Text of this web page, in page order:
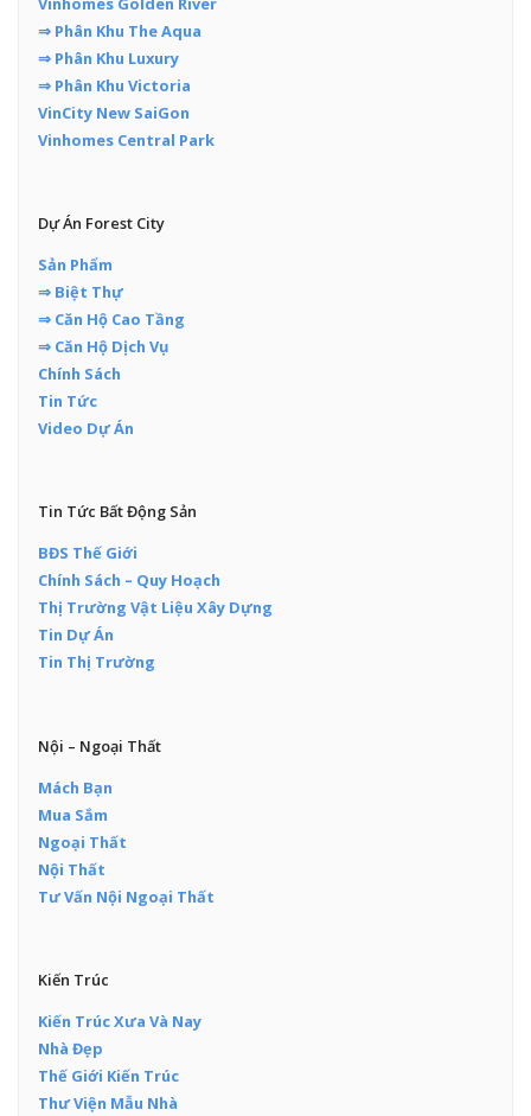
⇒ Phân Khu The Aqua
⇒ Phân Khu Luxury
⇒ Phân Khu Victoria
VinCity New SaiGon
Vinhomes Central Park
Dự Án Forest City
Sản Phẩm
⇒ Biệt Thự
⇒ Căn Hộ Cao Tầng
⇒ Căn Hộ Dịch Vụ
Chính Sách
Tin Tức
Video Dự Án
Tin Tức Bất Động Sản
BĐS Thế Giới
Chính Sách – Quy Hoạch
Thị Trường Vật Liệu Xây Dựng
Tin Dự Án
Tin Thị Trường
Nội – Ngoại Thất
Mách Bạn
Mua Sắm
Ngoại Thất
Nội Thất
Tư Vấn Nội Ngoại Thất
Kiến Trúc
Kiến Trúc Xưa Và Nay
Nhà Đẹp
Thế Giới Kiến Trúc
Thư Viện Mẫu Nhà